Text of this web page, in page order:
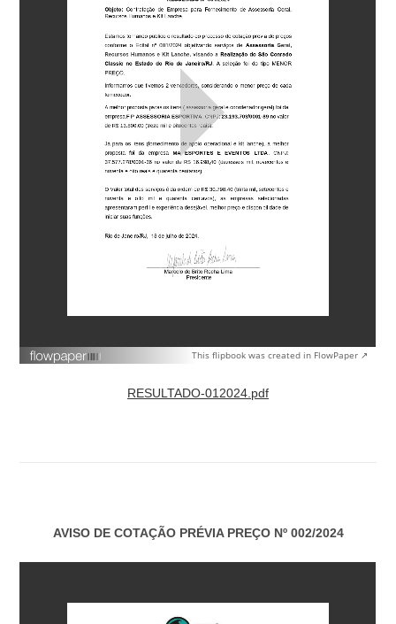
This flipbook was created in FlowPaper ↗
RESULTADO-012024.pdf
AVISO DE COTAÇÃO PRÉVIA PREÇO Nº 002/2024